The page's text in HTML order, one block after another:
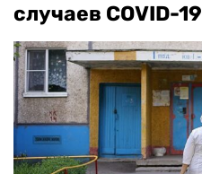
случаев COVID-19